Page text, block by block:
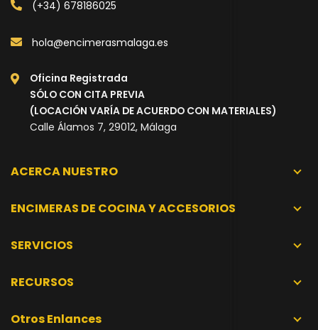
(+34) 678186025
hola@encimerasmalaga.es
Oficina Registrada
SÓLO CON CITA PREVIA
(LOCACIÓN VARÍA DE ACUERDO CON MATERIALES)
Calle Álamos 7, 29012, Málaga
ACERCA NUESTRO
ENCIMERAS DE COCINA Y ACCESORIOS
SERVICIOS
RECURSOS
Otros Enlances